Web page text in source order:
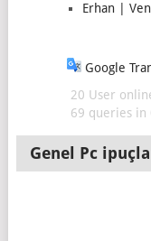
Erhan |
Google
20 User
69 queries in
Genel Pc